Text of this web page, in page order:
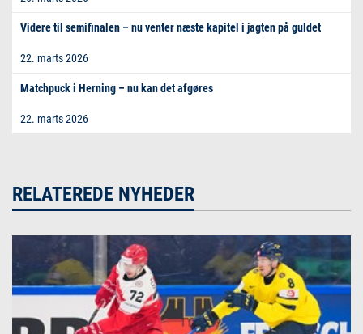
Videre til semifinalen – nu venter næste kapitel i jagten på guldet
22. marts 2026
Matchpuck i Herning – nu kan det afgøres
22. marts 2026
RELATEREDE NYHEDER